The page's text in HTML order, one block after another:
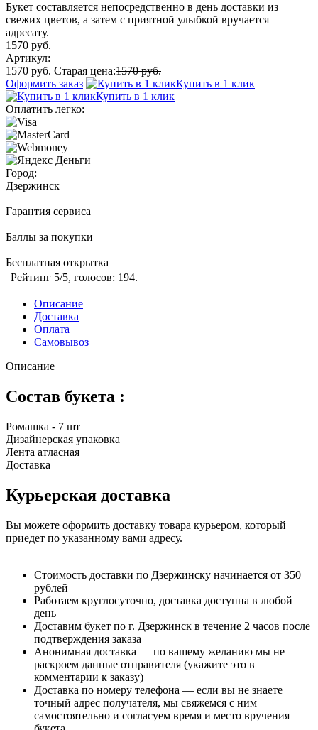
Букет составляется непосредственно в день доставки из
свежих цветов, а затем с приятной улыбкой вручается
адресату.
1570 руб.
Артикул:
1570 руб. Старая цена:1570 руб.
Оформить заказ
Купить в 1 клик
Купить в 1 клик
Оплатить легко:
Город:
Дзержинск
Гарантия сервиса
Баллы за покупки
Бесплатная открытка
Рейтинг 5/5, голосов: 194.
Описание
Доставка
Оплата
Самовывоз
Описание
Состав букета :
Ромашка - 7 шт
Дизайнерская упаковка
Лента атласная
Доставка
Курьерская доставка
Вы можете оформить доставку товара курьером, который
приедет по указанному вами адресу.
Стоимость доставки по Дзержинску начинается от 350
рублей
Работаем круглосуточно, доставка доступна в любой
день
Доставим букет по г. Дзержинск в течение 2 часов после
подтверждения заказа
Анонимная доставка — по вашему желанию мы не
раскроем данные отправителя (укажите это в
комментарии к заказу)
Доставка по номеру телефона — если вы не знаете
точный адрес получателя, мы свяжемся с ним
самостоятельно и согласуем время и место вручения